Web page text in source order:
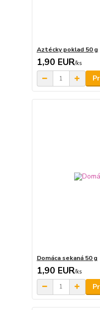
Aztécky poklad 50 g
1,90 EUR/ks
Domáca sekaná 50 g
1,90 EUR/ks